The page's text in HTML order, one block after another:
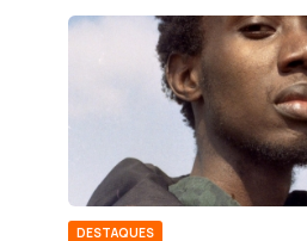
DESTAQUES